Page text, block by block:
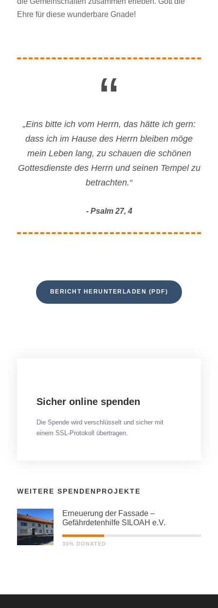
Ehre für diese wunderbare Gnade!
“
„Eins bitte ich vom Herrn, das hätte ich gern:
dass ich im Hause des Herrn bleiben möge
mein Leben lang, zu schauen die schönen
Gottesdienste des Herrn und seinen Tempel zu
betrachten.“
Psalm 27, 4
BERICHT HERUNTERLADEN (PDF)
Sicher online spenden
Die Spende wird verschlüsselt und sicher mit
einem SSL-Protokoll übertragen.
WEITERE SPENDENPROJEKTE
Erneuerung der Fassade –
Gefährdetenhilfe SILOAH e.V.
30% DONATED